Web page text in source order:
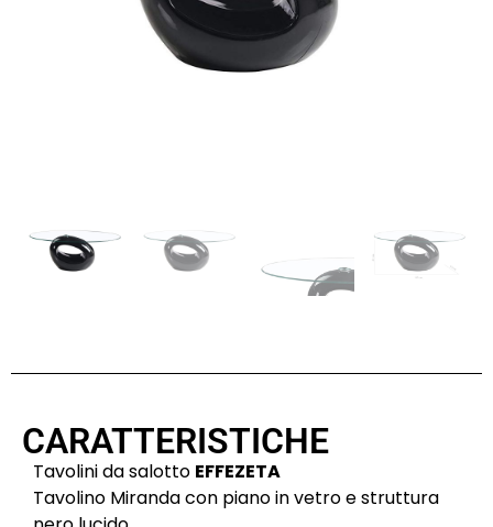
CARATTERISTICHE
Tavolini da salotto EFFEZETA
Tavolino Miranda con piano in vetro e struttura